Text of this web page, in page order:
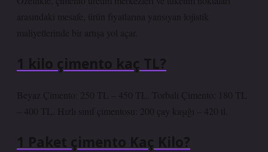
arasındaki mesafe, ürün fiyatlarına yansıyan lojistik
maliyetlerinde bir artışa yol açar.
1 kilo çimento kaç TL?
Beyaz Çimento: 250 TL – 450 TL. Torbali Çimento: 180 TL
– 400 TL. Hızlı sınıf çimentosu: 200 çay kaşığı – 420 tl.
1 Paket çimento Kaç Kilo?